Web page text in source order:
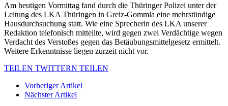
Am heutigen Vormittag fand durch die Thüringer Polizei unter der
Leitung des LKA Thüringen in Greiz-Gommla eine mehrstündige
Hausdurchsuchung statt. Wie eine Sprecherin des LKA unserer
Redaktion telefonisch mitteilte, wird gegen zwei Verdächtige wegen
Verdacht des Verstoßes gegen das Betäubungsmittelgesetz ermittelt.
Weitere Erkenntnisse liegen zurzeit nicht vor.
TEILEN TWITTERN TEILEN
Vorheriger Artikel
Nächster Artikel